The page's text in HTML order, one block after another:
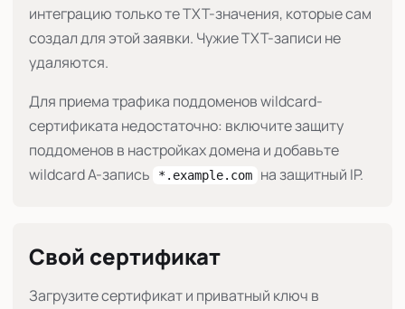
интеграцию только те TXT-значения, которые сам
создал для этой заявки. Чужие TXT-записи не
удаляются.
Для приема трафика поддоменов wildcard-
сертификата недостаточно: включите защиту
поддоменов в настройках домена и добавьте
wildcard A-запись
*.example.com на защитный IP.
Свой сертификат
Загрузите сертификат и приватный ключ в